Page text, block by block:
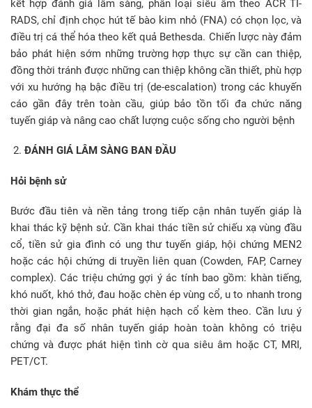
kết hợp đánh giá lâm sàng, phân loại siêu âm theo ACR TI-
RADS, chỉ định chọc hút tế bào kim nhỏ (FNA) có chọn lọc, và
điều trị cá thể hóa theo kết quả Bethesda. Chiến lược này đảm
bảo phát hiện sớm những trường hợp thực sự cần can thiệp,
đồng thời tránh được những can thiệp không cần thiết, phù hợp
với xu hướng hạ bậc điều trị (de-escalation) trong các khuyến
cáo gần đây trên toàn cầu, giúp bảo tồn tối đa chức năng
tuyến giáp và nâng cao chất lượng cuộc sống cho người bệnh
ĐÁNH GIÁ LÂM SÀNG BAN ĐẦU
Hỏi bệnh sử
Bước đầu tiên và nền tảng trong tiếp cận nhân tuyến giáp là
khai thác kỹ bệnh sử. Cần khai thác tiền sử chiếu xạ vùng đầu
cổ, tiền sử gia đình có ung thư tuyến giáp, hội chứng MEN2
hoặc các hội chứng di truyền liên quan (Cowden, FAP, Carney
complex). Các triệu chứng gợi ý ác tính bao gồm: khàn tiếng,
khó nuốt, khó thở, đau hoặc chèn ép vùng cổ, u to nhanh trong
thời gian ngắn, hoặc phát hiện hạch cổ kèm theo. Cần lưu ý
rằng đại đa số nhân tuyến giáp hoàn toàn không có triệu
chứng và được phát hiện tình cờ qua siêu âm hoặc CT, MRI,
PET/CT.
Khám thực thể